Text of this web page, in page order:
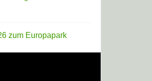
zum Europapark